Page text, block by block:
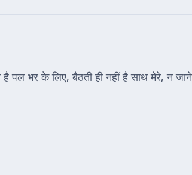
पल भर के लिए, बैठती ही नहीं है साथ मेरे, न जाने